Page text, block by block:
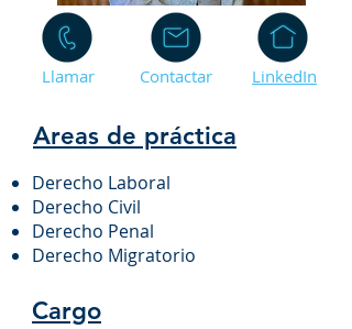
Llamar Contactar LinkedIn
Areas de práctica
Derecho Laboral
Derecho Civil
Derecho Penal
Derecho Migratorio
Cargo